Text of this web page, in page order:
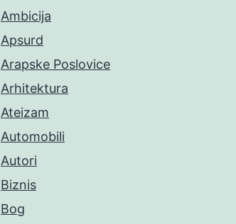
Ambicija
Apsurd
Arapske Poslovice
Arhitektura
Ateizam
Automobili
Autori
Biznis
Bog